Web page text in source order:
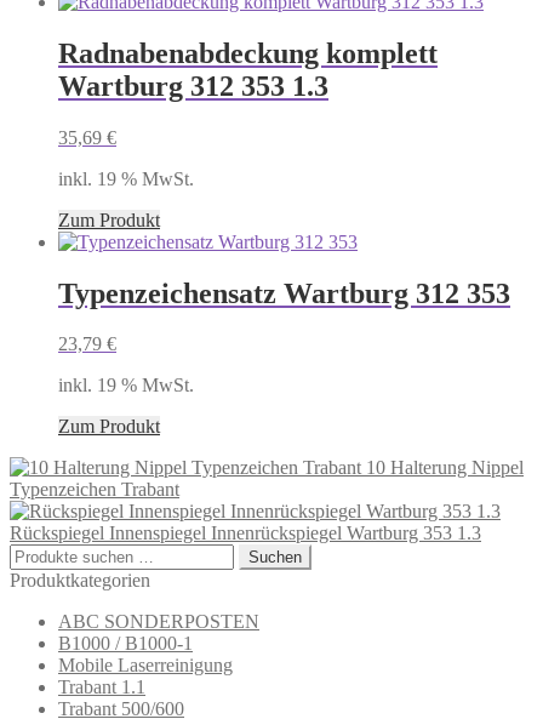
Radnabenabdeckung komplett
Wartburg 312 353 1.3
35,69 €
inkl. 19 % MwSt.
Zum Produkt
Typenzeichensatz Wartburg 312 353
23,79 €
inkl. 19 % MwSt.
Zum Produkt
10 Halterung Nippel
Typenzeichen Trabant
Rückspiegel Innenspiegel Innenrückspiegel Wartburg 353 1.3
Suchen
nach:
Suchen
Produktkategorien
ABC SONDERPOSTEN
B1000 / B1000-1
Mobile Laserreinigung
Trabant 1.1
Trabant 500/600